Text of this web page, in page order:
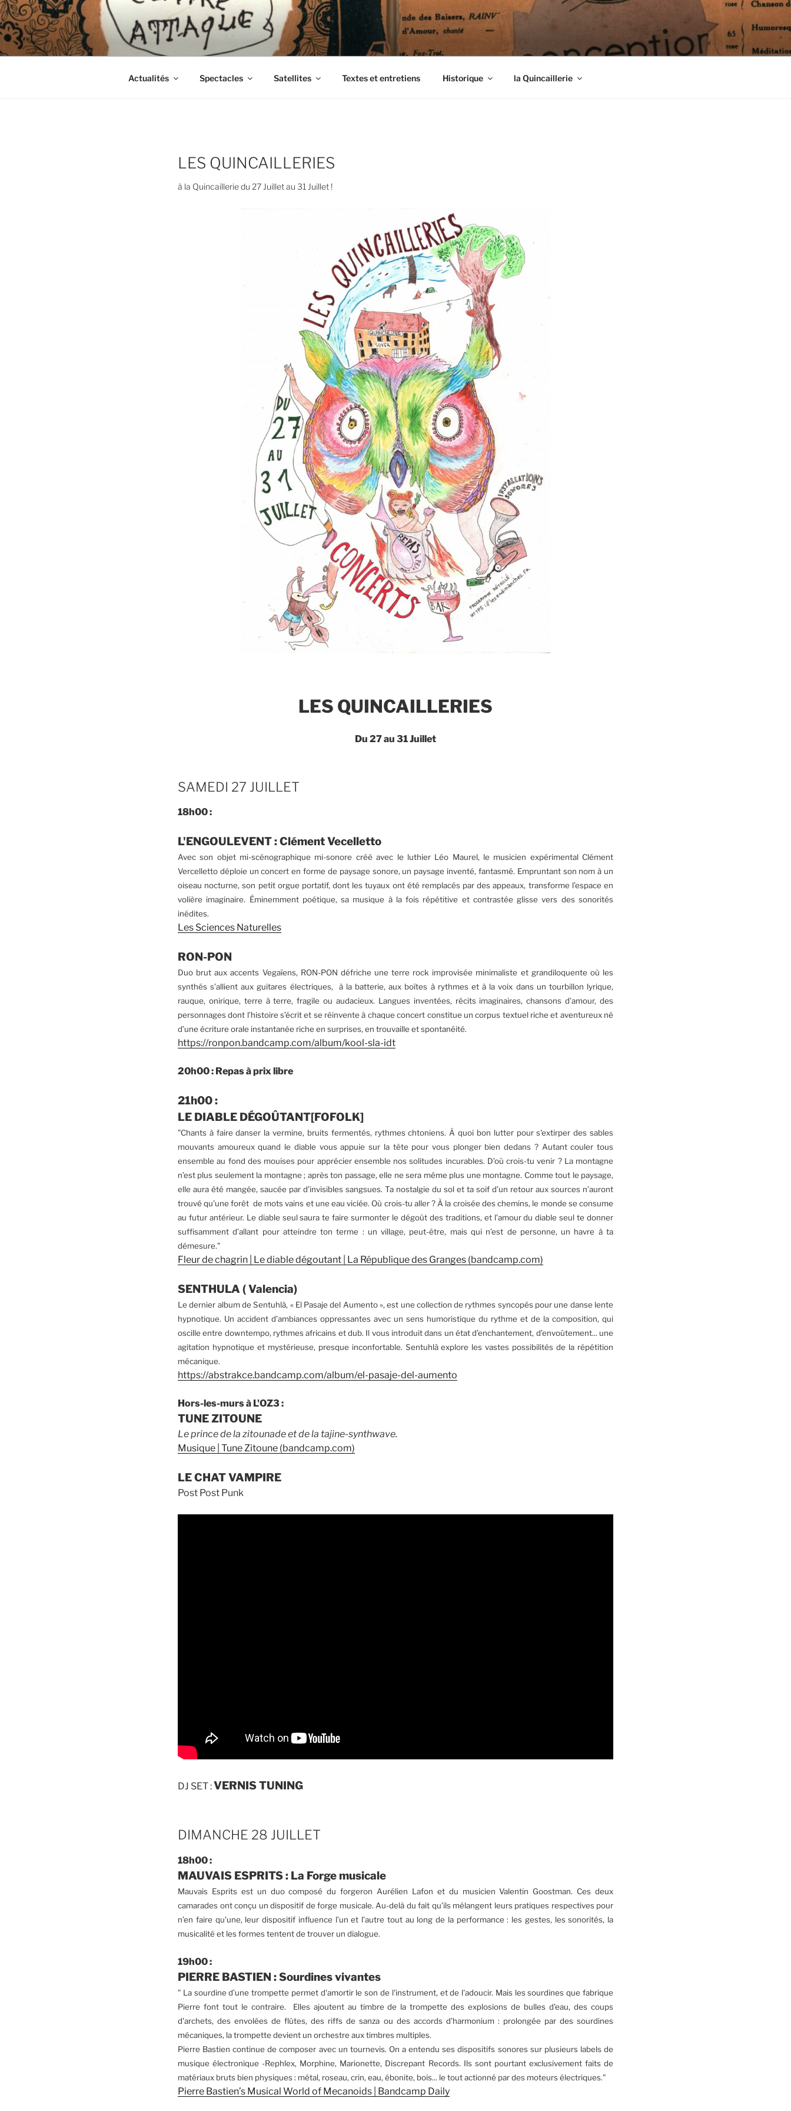
Aller
au
contenu
principal
CIE LES ENDIMANCHÉS
Actualités Spectacles Satellites Textes et entretiens Historique la Quincaillerie
LES QUINCAILLERIES
à la Quincaillerie du 27 Juillet au 31 Juillet !
LES QUINCAILLERIES
Du 27 au 31 Juillet
SAMEDI 27 JUILLET
18h00 :
L'ENGOULEVENT : Clément Vecelletto
Avec son objet mi-scénographique mi-sonore créé avec le luthier Léo Maurel, le musicien expérimental Clément
Vercelletto déploie un concert en forme de paysage sonore, un paysage inventé, fantasmé. Empruntant son nom à un
oiseau nocturne, son petit orgue portatif, dont les tuyaux ont été remplacés par des appeaux, transforme l’espace en
volière imaginaire. Éminemment poétique, sa musique à la fois répétitive et contrastée glisse vers des sonorités
inédites.
Les Sciences Naturelles
RON-PON
Duo brut aux accents Vegaïens, RON-PON défriche une terre rock improvisée minimaliste et grandiloquente où les
synthés s’allient aux guitares électriques, à la batterie, aux boîtes à rythmes et à la voix dans un tourbillon lyrique,
rauque, onirique, terre à terre, fragile ou audacieux. Langues inventées, récits imaginaires, chansons d’amour, des
personnages dont l’histoire s’écrit et se réinvente à chaque concert constitue un corpus textuel riche et aventureux né
d’une écriture orale instantanée riche en surprises, en trouvaille et spontanéité.
https://ronpon.bandcamp.com/album/kool-sla-idt
20h00 : Repas à prix libre
21h00 :
LE DIABLE DÉGOÛTANT[FOFOLK]
"Chants à faire danser la vermine, bruits fermentés, rythmes chtoniens. À quoi bon lutter pour s'extirper des sables
mouvants amoureux quand le diable vous appuie sur la tête pour vous plonger bien dedans ? Autant couler tous
ensemble au fond des mouises pour apprécier ensemble nos solitudes incurables. D’où crois-tu venir ? La montagne
n’est plus seulement la montagne ; après ton passage, elle ne sera même plus une montagne. Comme tout le paysage,
elle aura été mangée, saucée par d’invisibles sangsues. Ta nostalgie du sol et ta soif d’un retour aux sources n’auront
trouvé qu’une forêt de mots vains et une eau viciée. Où crois-tu aller ? À la croisée des chemins, le monde se consume
au futur antérieur. Le diable seul saura te faire surmonter le dégoût des traditions, et l’amour du diable seul te donner
suffisamment d’allant pour atteindre ton terme : un village, peut-être, mais qui n’est de personne, un havre à ta
démesure."
Fleur de chagrin | Le diable dégoutant | La République des Granges (bandcamp.com)
SENTHULA ( Valencia)
Le dernier album de Sentuhlà, « El Pasaje del Aumento », est une collection de rythmes syncopés pour une danse lente
hypnotique. Un accident d’ambiances oppressantes avec un sens humoristique du rythme et de la composition, qui
oscille entre downtempo, rythmes africains et dub. Il vous introduit dans un état d’enchantement, d’envoûtement... une
agitation hypnotique et mystérieuse, presque inconfortable. Sentuhlà explore les vastes possibilités de la répétition
mécanique.
https://abstrakce.bandcamp.com/album/el-pasaje-del-aumento
Hors-les-murs à L'OZ3 :
TUNE ZITOUNE
Le prince de la zitounade et de la tajine-synthwave.
Musique | Tune Zitoune (bandcamp.com)
LE CHAT VAMPIRE
Post Post Punk
DJ SET :VERNIS TUNING
DIMANCHE 28 JUILLET
18h00 :
MAUVAIS ESPRITS : La Forge musicale
Mauvais Esprits est un duo composé du forgeron Aurélien Lafon et du musicien Valentin Goostman. Ces deux
camarades ont conçu un dispositif de forge musicale. Au-delà du fait qu’ils mélangent leurs pratiques respectives pour
n’en faire qu’une, leur dispositif influence l’un et l’autre tout au long de la performance : les gestes, les sonorités, la
musicalité et lesformes tentent de trouver un dialogue.
19h00 :
PIERRE BASTIEN : Sourdines vivantes
" La sourdine d’une trompette permet d'amortir le son de l'instrument, et de l'adoucir. Mais les sourdines que fabrique
Pierre font tout le contraire. Elles ajoutent au timbre de la trompette des explosions de bulles d'eau, des coups
d'archets, des envolées de flûtes, des riffs de sanza ou des accords d’harmonium : prolongée par des sourdines
mécaniques, la trompette devient un orchestre aux timbres multiples.
Pierre Bastien continue de composer avec un tournevis. On a entendu ses dispositifs sonores sur plusieurs labels de
musique électronique -Rephlex, Morphine, Marionette, Discrepant Records. Ils sont pourtant exclusivement faits de
matériaux bruts bien physiques : métal, roseau, crin, eau, ébonite, bois... le tout actionné par des moteurs électriques."
Pierre Bastien’s Musical World of Mecanoids | Bandcamp Daily